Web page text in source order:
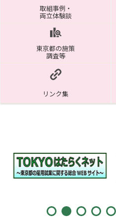
取組事例・
両立体験談
東京都の施策
調査等
リンク集